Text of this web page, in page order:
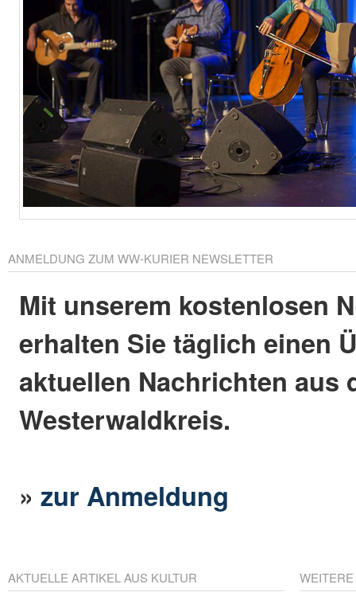
ANMELDUNG ZUM WW-KURIER NEWSLETTER
Mit unserem kostenlosen
erhalten Sie täglich einen
aktuellen Nachrichten aus
Westerwaldkreis.
»zur Anmeldung
AKTUELLE ARTIKEL AUS KULTUR